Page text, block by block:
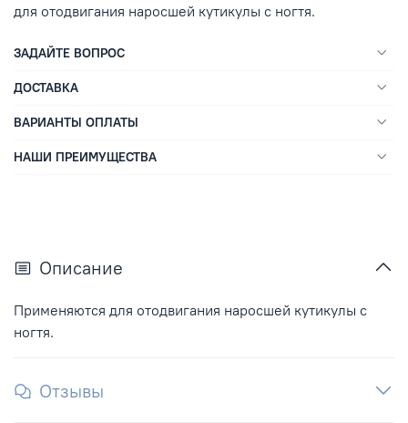
ЗАДАЙТЕ ВОПРОС
ДОСТАВКА
ВАРИАНТЫ ОПЛАТЫ
НАШИ ПРЕИМУЩЕСТВА
для отодвигания наросшей кутикулы с ногтя.
Описание
Применяются для отодвигания наросшей кутикулы с
ногтя.
Отзывы